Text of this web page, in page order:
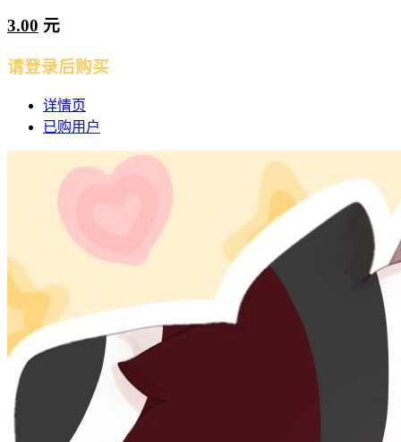
3.00 元
请登录后购买
详情页
已购用户